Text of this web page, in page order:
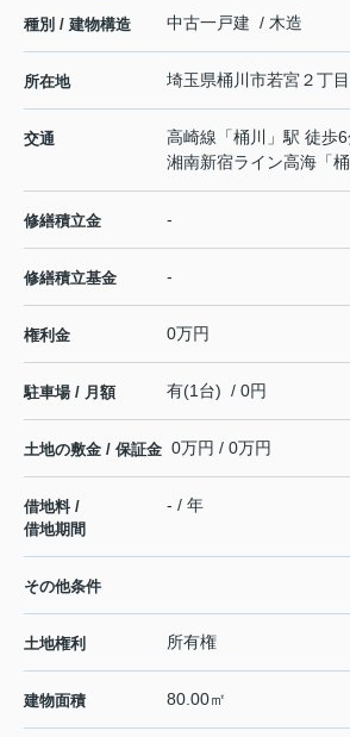
種別 / 建物構造 中古一戸建 / 木造
所在地 埼玉県桶川市若宮２丁目
交通 高崎線 「桶川
」駅 徒歩
湘南新宿ライン高海 「桶
修繕積立金 -
修繕積立基金 -
権利金 0万円
駐車場 / 月額 有(1台) / 0円
土地の敷金 / 保証金 0万円 / 0万円
借地料 /
借地期間
- / 年
その他条件
土地権利 所有権
建物面積 80.00㎡